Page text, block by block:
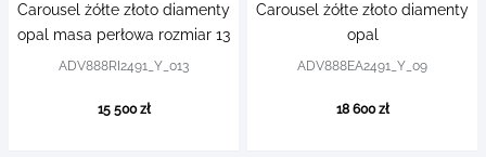
Carousel żółte złoto diamenty
opal masa perłowa rozmiar 13
ADV888RI2491_Y_013
15 500 zł
Carousel żółte złoto diamenty
opal
ADV888EA2491_Y_09
18 600 zł